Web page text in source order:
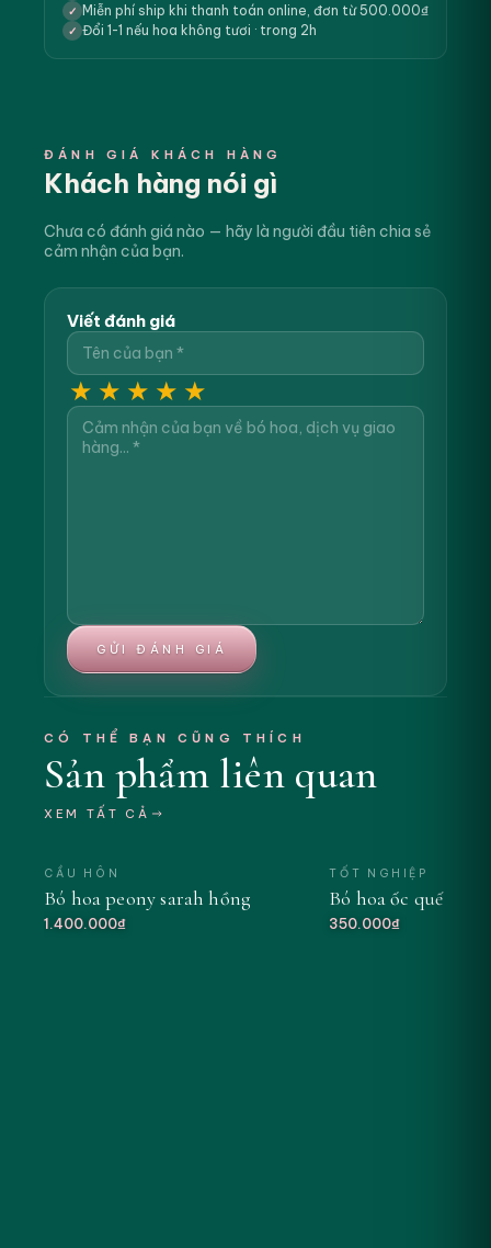
✓ Miễn phí ship khi thanh toán online, đơn từ 500.000₫
✓ Đổi 1-1 nếu hoa không tươi · trong 2h
ĐÁNH GIÁ KHÁCH HÀNG
Khách hàng nói gì
Chưa có đánh giá nào — hãy là người đầu tiên chia sẻ
cảm nhận của bạn.
Viết đánh giá
★ ★ ★ ★ ★
GỬI ĐÁNH GIÁ
CÓ THỂ BẠN CŨNG THÍCH
Sản phẩm liên quan
XEM TẤT CẢ
MỚI
CẦU HÔN
Bó hoa peony sarah hồng
1.400.000₫
TỐT NGHIỆP
Bó hoa ốc quế
350.000₫